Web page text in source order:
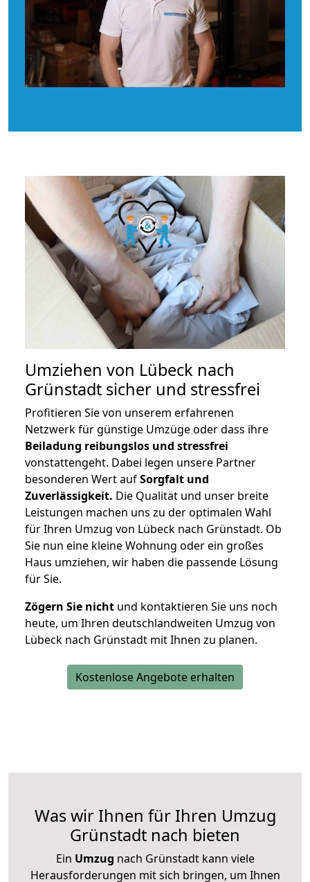
Umziehen von Lübeck nach
Grünstadt sicher und stressfrei
Profitieren Sie von unserem erfahrenen
Netzwerk für günstige Umzüge oder dass ihre
Beiladung reibungslos und stressfrei
vonstattengeht. Dabei legen unsere Partner
besonderen Wert aufSorgfalt und
Zuverlässigkeit. Die Qualität und unser breite
Leistungen machen uns zu der optimalen Wahl
für Ihren Umzug von Lübeck nach Grünstadt. Ob
Sie nun eine kleine Wohnung oder ein großes
Haus umziehen, wir haben die passende Lösung
für Sie.
Zögern Sie nicht und kontaktieren Sie uns noch
heute, um Ihren deutschlandweiten Umzug von
Lübeck nach Grünstadt mit Ihnen zu planen.
Kostenlose Angebote erhalten
Was wir Ihnen für Ihren Umzug
Grünstadt nach bieten
Ein Umzug nach Grünstadt kann viele
Herausforderungen mit sich bringen, um Ihnen